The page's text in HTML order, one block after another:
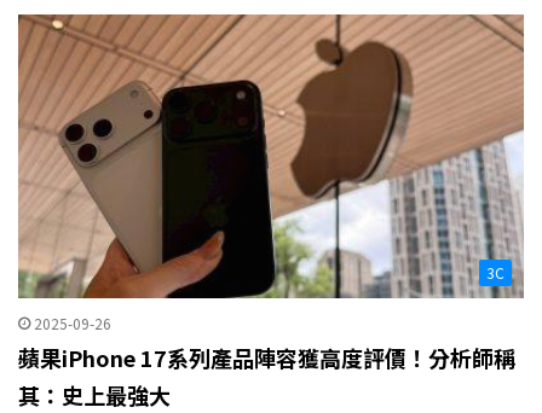
3C
2025-09-26
蘋果iPhone 17系列產品陣容獲高度評價！分析師稱
其：史上最強大